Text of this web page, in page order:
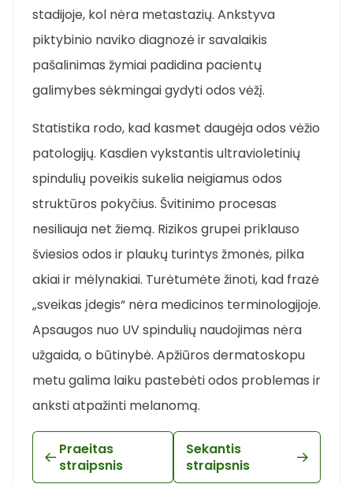
stadijoje, kol nėra metastazių. Ankstyva
piktybinio naviko diagnozė ir savalaikis
pašalinimas žymiai padidina pacientų
galimybes sėkmingai gydyti odos vėžį.
Statistika rodo, kad kasmet daugėja odos vėžio
patologijų. Kasdien vykstantis ultravioletinių
spindulių poveikis sukelia neigiamus odos
struktūros pokyčius. Švitinimo procesas
nesiliauja net žiemą. Rizikos grupei priklauso
šviesios odos ir plaukų turintys žmonės, pilka
akiai ir mėlynakiai. Turėtumėte žinoti, kad frazė
„sveikas įdegis“ nėra medicinos terminologijoje.
Apsaugos nuo UV spindulių naudojimas nėra
užgaida, o būtinybė. Apžiūros dermatoskopu
metu galima laiku pastebėti odos problemas ir
anksti atpažinti melanomą.
Praeitas
straipsnis
Sekantis
straipsnis